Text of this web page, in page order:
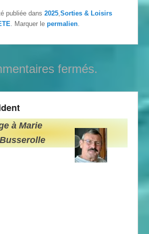
publiée dans2025 ,Sorties & Loisirs
. Marquer lepermalien
fermés.
à Marie